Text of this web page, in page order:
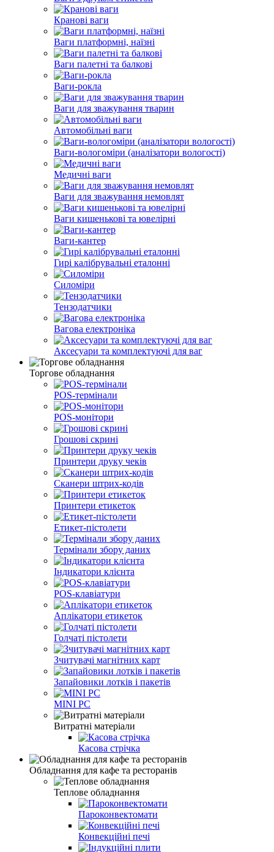
Кранові ваги
Ваги платформні, наїзні
Ваги палетні та балкові
Ваги-рокла
Ваги для зважування тварин
Автомобільні ваги
Ваги-вологоміри (аналізатори вологості)
Медичні ваги
Ваги для зважування немовлят
Ваги кишенькові та ювелірні
Ваги-кантер
Гирі калібрувальні еталонні
Силоміри
Тензодатчики
Вагова електроніка
Аксесуари та комплектуючі для ваг
Торгове обладнання
POS-термінали
POS-монітори
Грошові скрині
Принтери друку чеків
Сканери штрих-кодів
Принтери етикеток
Етикет-пістолети
Термінали збору даних
Індикатори клієнта
POS-клавіатури
Аплікатори етикеток
Голчаті пістолети
Зчитувачі магнітних карт
Запайовики лотків і пакетів
MINI PC
Витратні матеріали
Касова стрічка
Обладнання для кафе та ресторанів
Теплове обладнання
Пароконвектомати
Конвекційні печі